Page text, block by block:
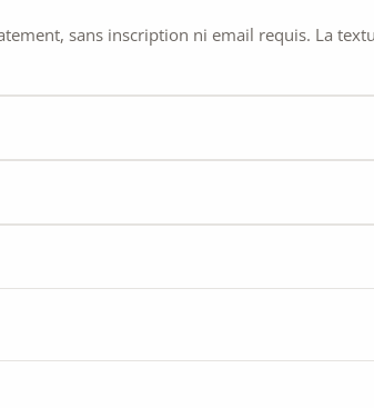
sans inscription ni email requis. La